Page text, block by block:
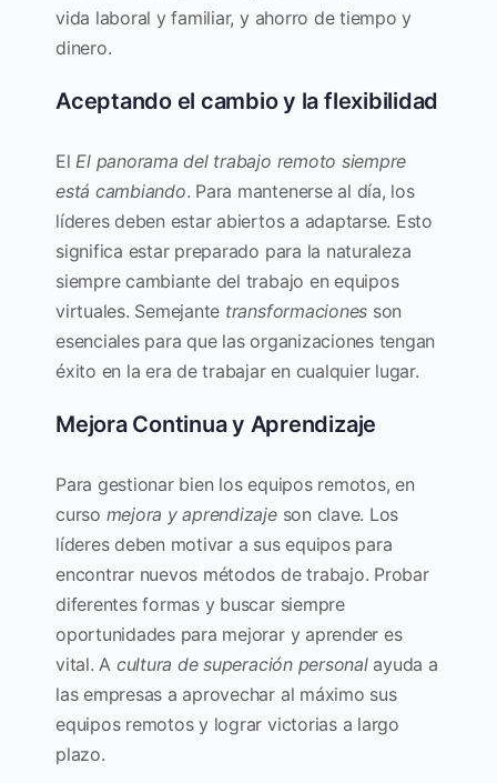
vida laboral y familiar, y ahorro de tiempo y
dinero.
Aceptando el cambio y la flexibilidad
El El panorama del trabajo remoto siempre
está cambiando. Para mantenerse al día, los
líderes deben estar abiertos a adaptarse. Esto
significa estar preparado para la naturaleza
siempre cambiante del trabajo en equipos
virtuales. Semejante transformaciones son
esenciales para que las organizaciones tengan
éxito en la era de trabajar en cualquier lugar.
Mejora Continua y Aprendizaje
Para gestionar bien los equipos remotos, en
curso mejora y aprendizajeson clave. Los
líderes deben motivar a sus equipos para
encontrar nuevos métodos de trabajo. Probar
diferentes formas y buscar siempre
oportunidades para mejorar y aprender es
vital. A cultura de superación personalayuda a
las empresas a aprovechar al máximo sus
equipos remotos y lograr victorias a largo
plazo.